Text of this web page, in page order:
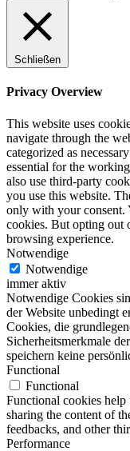
Schließen
Privacy Overview
This website uses
navigate through the
categorized as
essential for the
also use third-party
you use this website.
only with your consent.
cookies. But opting out
browsing experience.
Notwendige
Notwendige
immer aktiv
Notwendige Cookies
der Website unbedingt
Cookies, die
Sicherheitsmerkmale
speichern keine
Functional
Functional
Functional cookies
sharing the content of
feedbacks, and other
Performance